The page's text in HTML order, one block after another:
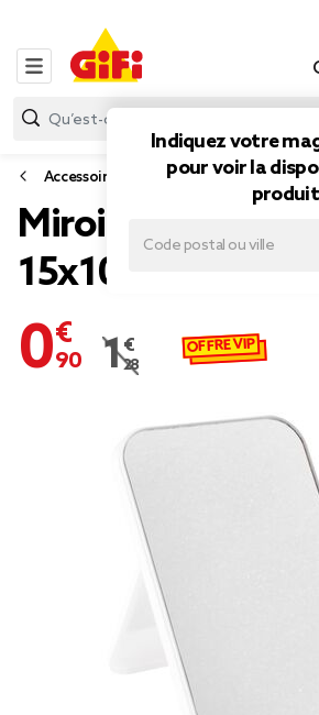
Indiquez votre
pour voir la
Accessoires salle de bain
Miroir sur pied
15x10xH15cm
0,90 €
Prix remisé de
1,28 € OFFRE VIP